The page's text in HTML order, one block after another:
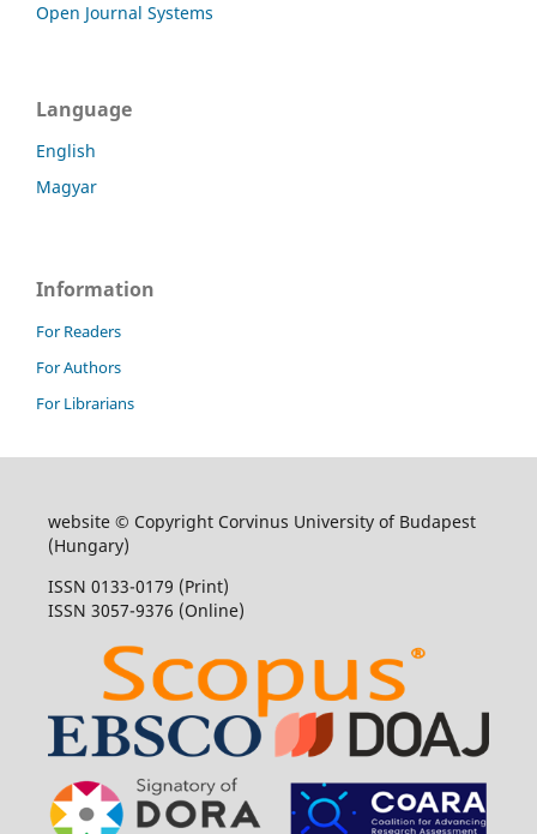
Open Journal Systems
Language
English
Magyar
Information
For Readers
For Authors
For Librarians
website © Copyright Corvinus University of Budapest
(Hungary)
ISSN 0133-0179 (Print)
ISSN 3057-9376 (Online)